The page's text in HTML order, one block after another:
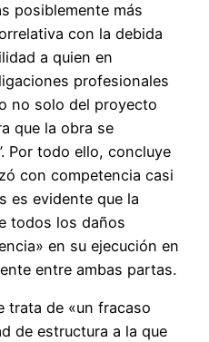
posiblemente más
con la debida
a quien en
profesionales
no solo del proyecto
que la obra se
Por todo ello, concluye
con competencia casi
es evidente que la
todos los daños
en su ejecución en
entre ambas partas.
trata de «un fracaso
de estructura a la que